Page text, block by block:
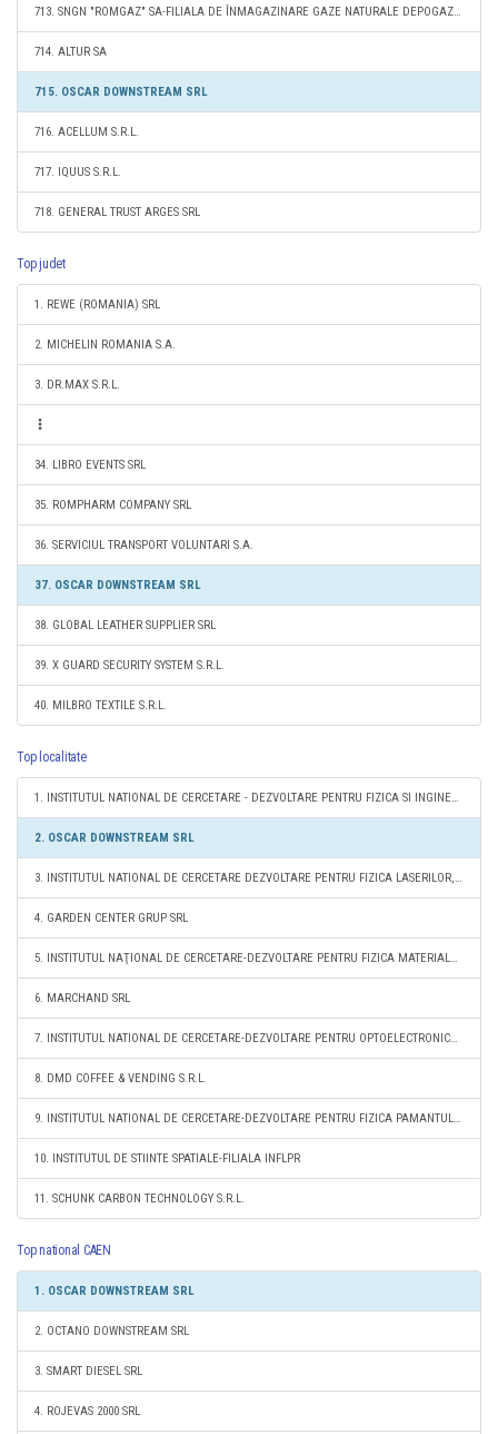
713. SNGN "ROMGAZ" SA-FILIALA DE ÎNMAGAZINARE GAZE NATURALE DEPOGAZ PLOIEŞTI SRL
714. ALTUR SA
715. OSCAR DOWNSTREAM SRL
716. ACELLUM S.R.L.
717. IQUUS S.R.L.
718. GENERAL TRUST ARGES SRL
Top judet
1. REWE (ROMANIA) SRL
2. MICHELIN ROMANIA S.A.
3. DR.MAX S.R.L.
34. LIBRO EVENTS SRL
35. ROMPHARM COMPANY SRL
36. SERVICIUL TRANSPORT VOLUNTARI S.A.
37. OSCAR DOWNSTREAM SRL
38. GLOBAL LEATHER SUPPLIER SRL
39. X GUARD SECURITY SYSTEM S.R.L.
40. MILBRO TEXTILE S.R.L.
Top localitate
1. INSTITUTUL NATIONAL DE CERCETARE - DEZVOLTARE PENTRU FIZICA SI INGINERIE NUCLEARA " HORIA HULUBEI " - IFIN - HH
2. OSCAR DOWNSTREAM SRL
3. INSTITUTUL NATIONAL DE CERCETARE DEZVOLTARE PENTRU FIZICA LASERILOR, PLASMEI SI RADIATIEI - INFLPR RA
4. GARDEN CENTER GRUP SRL
5. INSTITUTUL NAŢIONAL DE CERCETARE-DEZVOLTARE PENTRU FIZICA MATERIALELOR - INCDFM BUCUREŞTI
6. MARCHAND SRL
7. INSTITUTUL NATIONAL DE CERCETARE-DEZVOLTARE PENTRU OPTOELECTRONICA INOE 2000 INCD
8. DMD COFFEE & VENDING S.R.L.
9. INSTITUTUL NATIONAL DE CERCETARE-DEZVOLTARE PENTRU FIZICA PAMANTULUI - INCDFP RA
10. INSTITUTUL DE STIINTE SPATIALE-FILIALA INFLPR
11. SCHUNK CARBON TECHNOLOGY S.R.L.
Top national CAEN
1. OSCAR DOWNSTREAM SRL
2. OCTANO DOWNSTREAM SRL
3. SMART DIESEL SRL
4. ROJEVAS 2000 SRL